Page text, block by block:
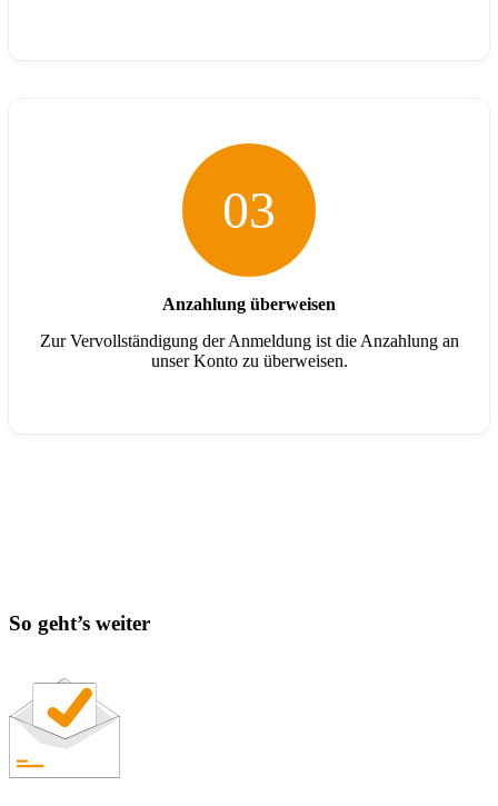
03
Anzahlung überweisen
Zur Vervollständigung der Anmeldung ist die Anzahlung an
unser Konto zu überweisen.
So geht’s weiter